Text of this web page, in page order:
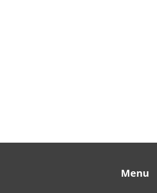
Menu